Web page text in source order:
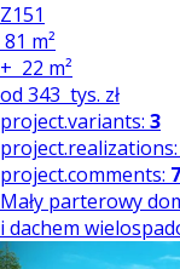
Z151
81 m²
+ 22 m²
od 343 tys. zł
project.variants: 3
project.realizations:
project.comments:
Mały parterowy
i dachem